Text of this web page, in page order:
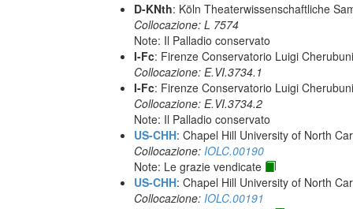
D-KNth: Köln Theaterwissenschaftliche
Collocazione: L 7574
Note: Il Palladio conservato
I-Fc: Firenze Conservatorio Luigi Cherubuni
Collocazione: E.VI.3734.1
I-Fc: Firenze Conservatorio Luigi Cherubuni
Collocazione: E.VI.3734.2
Note: Il Palladio conservato
US-CHH: Chapel Hill University of North
Collocazione: IOLC.00190
Note: Le grazie vendicate
US-CHH: Chapel Hill University of North
Collocazione: IOLC.00191